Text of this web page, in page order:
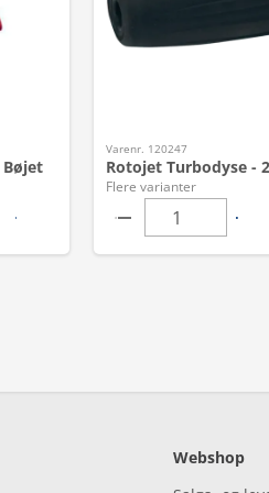
Varenr. 120247
Rotojet Turbodyse -
Flere varianter
Webshop